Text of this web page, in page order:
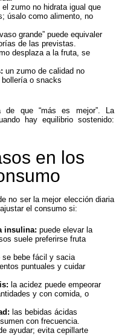
el zumo no hidrata igual que
úsalo como alimento, no
grande” puede equivaler
de las previstas.
desplaza a la fruta, se
un zumo de calidad no
o snacks
de que “más es mejor”. La
hay equilibrio sostenido:
en los
no ser la mejor elección diaria
el consumo si:
insulina: puede elevar la
suele preferirse fruta
se bebe fácil y sacia
puntuales y cuidar
la acidez puede empeorar
y con comida, o
las bebidas ácidas
con frecuencia.
ayudar; evita cepillarte